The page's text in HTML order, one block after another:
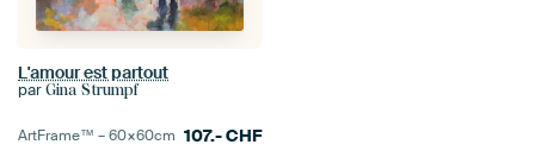
L'amour est partout
par Gina Strumpf
ArtFrame™ –60×60cm 107.-CHF